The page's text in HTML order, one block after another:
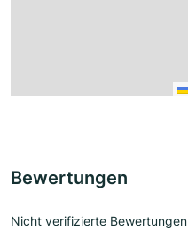
Bewertungen
Nicht verifizierte Bewertungen